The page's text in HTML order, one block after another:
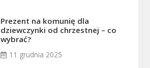
Prezent na komunię dla
dziewczynki od chrzestnej – co
wybrać?
11 grudnia 2025